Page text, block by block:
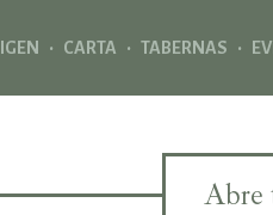
· CARTA · TABERNAS ·
Abre